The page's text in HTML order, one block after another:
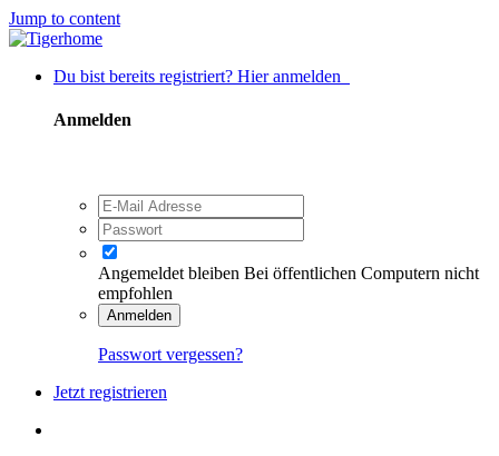
Jump to content
Du bist bereits registriert? Hier anmelden
Anmelden
Angemeldet bleiben Bei öffentlichen Computern nicht
empfohlen
Anmelden
Passwort vergessen?
Jetzt registrieren